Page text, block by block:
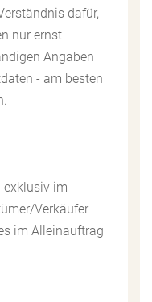
dafür,
nur ernst
Angaben
- am besten
exklusiv im
Verkäufer
im Alleinauftrag